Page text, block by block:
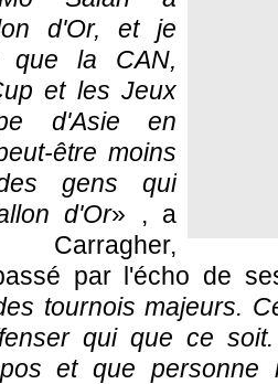
d'Or, et je
que la CAN,
et les Jeux
d'Asie en
être moins
gens qui
d'Or» , a
par l'écho de
tournois majeurs.
qui que ce
et que personne